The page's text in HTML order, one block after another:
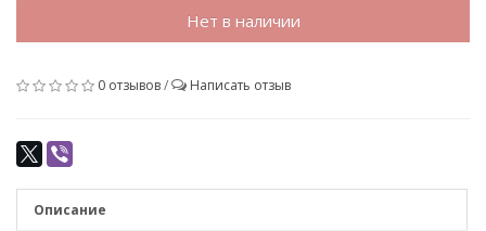
Нет в наличии
0 отзывов/ Написать отзыв
Описание